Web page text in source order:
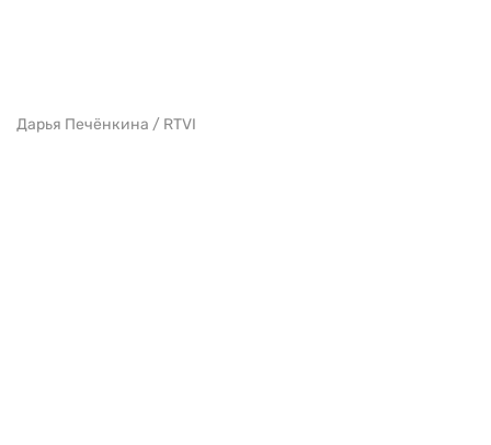
Дарья Печёнкина / RTVI